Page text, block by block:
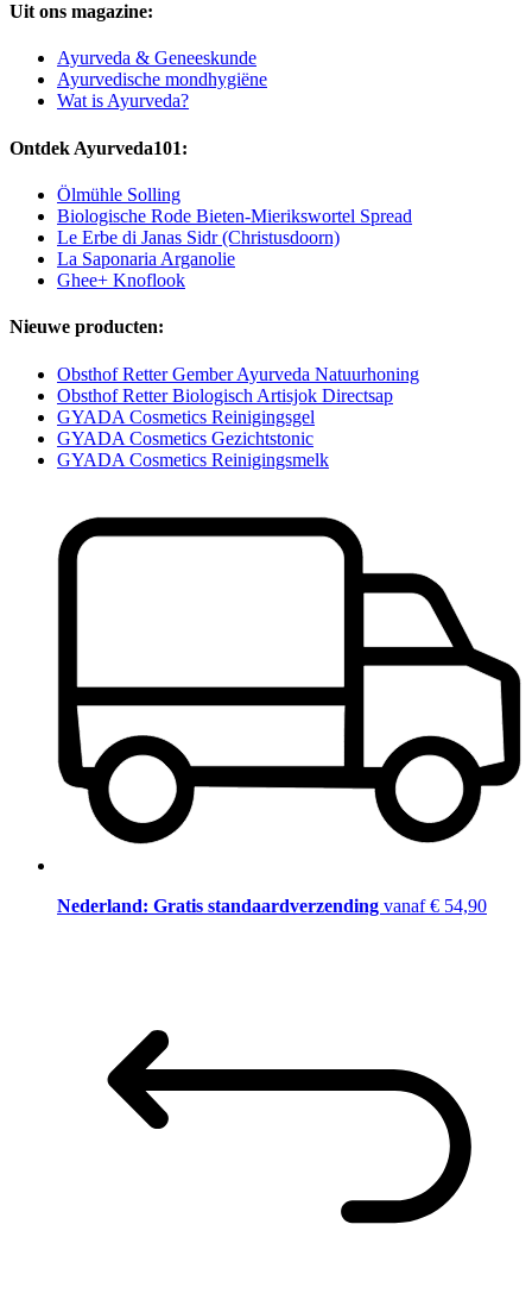
Uit ons magazine:
Ayurveda & Geneeskunde
Ayurvedische mondhygiëne
Wat is Ayurveda?
Ontdek Ayurveda101:
Ölmühle Solling
Biologische Rode Bieten-Mierikswortel Spread
Le Erbe di Janas Sidr (Christusdoorn)
La Saponaria Arganolie
Ghee+ Knoflook
Nieuwe producten:
Obsthof Retter Gember Ayurveda Natuurhoning
Obsthof Retter Biologisch Artisjok Directsap
GYADA Cosmetics Reinigingsgel
GYADA Cosmetics Gezichtstonic
GYADA Cosmetics Reinigingsmelk
Nederland: Gratis standaardverzending vanaf € 54,90